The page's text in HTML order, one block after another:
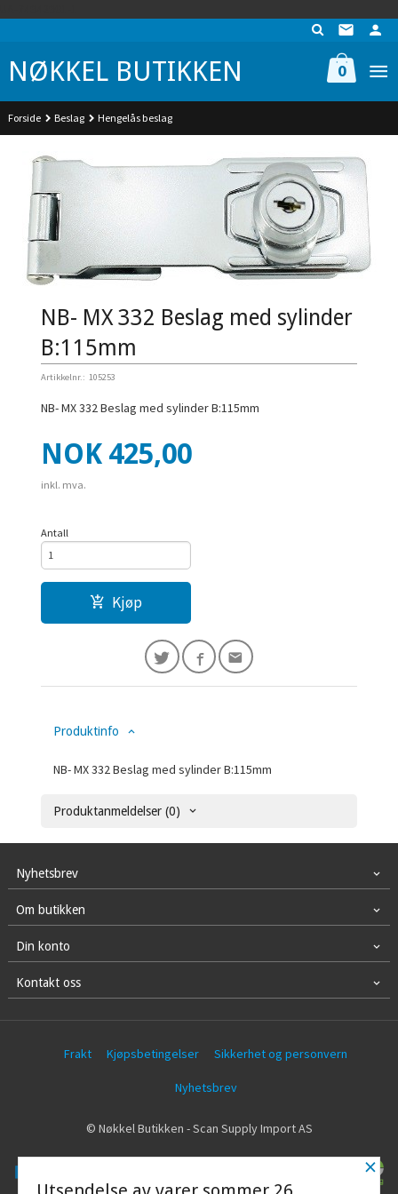
NØKKEL BUTIKKEN 0
Forside Beslag Hengelås beslag
NB- MX 332 Beslag med sylinder
B:115mm
Artikkelnr.: 105253
NB- MX 332 Beslag med sylinder B:115mm
Pris
NOK 425,00
inkl. mva.
Antall
Kjøp
Produktinfo
NB- MX 332 Beslag med sylinder B:115mm
Produktanmeldelser (0)
Nyhetsbrev
Om butikken
Din konto
Kontakt oss
Frakt Kjøpsbetingelser Sikkerhet og personvern
Nyhetsbrev
© Nøkkel Butikken - Scan Supply Import AS
×